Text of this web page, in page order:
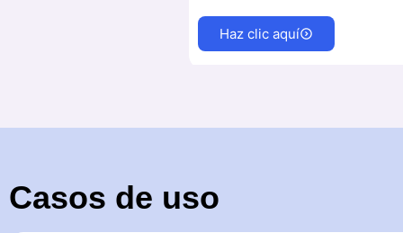
Haz clic aquí
Casos de uso